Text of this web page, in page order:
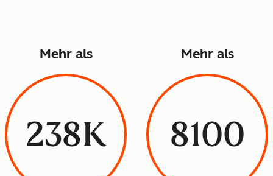
Mehr als
238K
Mehr als
8100